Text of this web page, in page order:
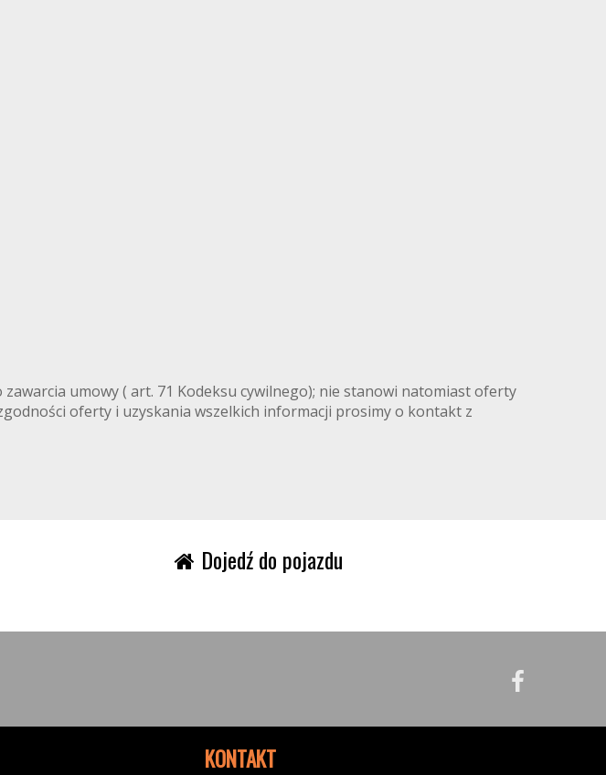
umowy ( art. 71 Kodeksu cywilnego); nie stanowi natomiast oferty
oferty i uzyskania wszelkich informacji prosimy o kontakt z
Dojedź do pojazdu
KONTAKT